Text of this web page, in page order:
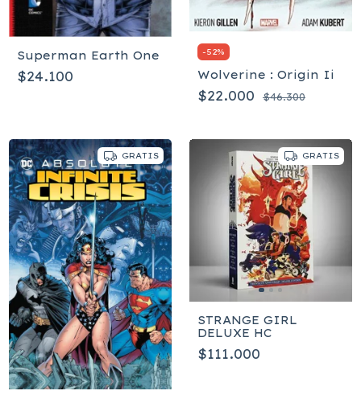
Superman Earth One
$24.100
-52%
Wolverine : Origin Ii
$22.000 $46.300
GRATIS GRATIS
STRANGE GIRL
DELUXE HC
$111.000